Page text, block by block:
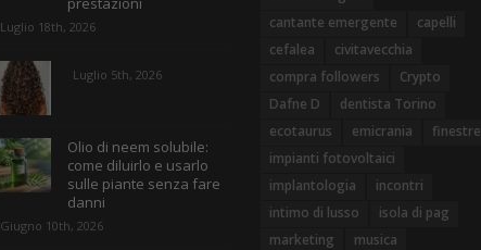
Luglio 18th, 2026
Luglio 5th, 2026
Olio di neem solubile:
come diluirlo e usarlo
sulle piante senza fare
danni
Giugno 10th, 2026
cantante emergente
capelli
cefalea
civitavecchia
compra followers
Crypto
Dafne D
dentista Torino
ecotaurus
emicrania
finestre
impianti fotovoltaici
implantologia
incontri
intimo di lusso
isola di pag
marketing
musica